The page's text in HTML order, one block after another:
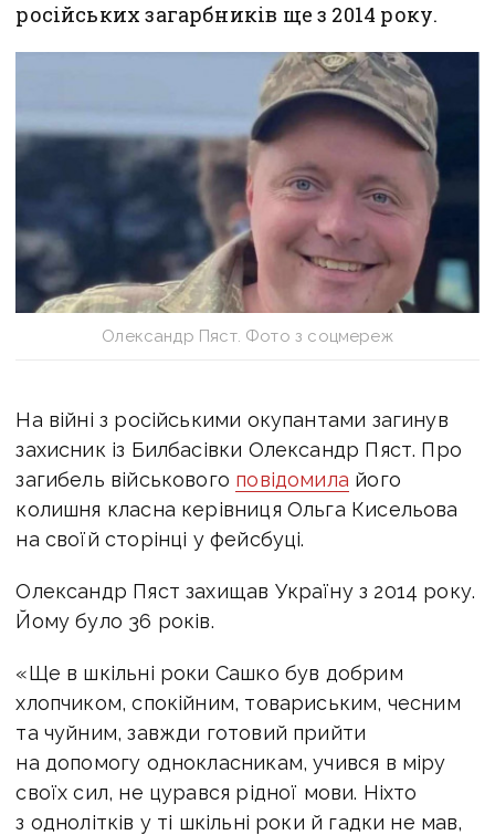
російських загарбників ще з 2014 року.
Олександр Пяст. Фото з соцмереж
На війні з російськими окупантами загинув
захисник із Билбасівки Олександр Пяст. Про
загибель військового повідомила його
колишня класна керівниця Ольга Кисельова
на своїй сторінці у фейсбуці.
Олександр Пяст захищав Україну з 2014 року.
Йому було 36 років.
«Ще в шкільні роки Сашко був добрим
хлопчиком, спокійним, товариським, чесним
та чуйним, завжди готовий прийти
на допомогу однокласникам, учився в міру
своїх сил, не цурався рідної мови. Ніхто
з однолітків у ті шкільні роки й гадки не мав,